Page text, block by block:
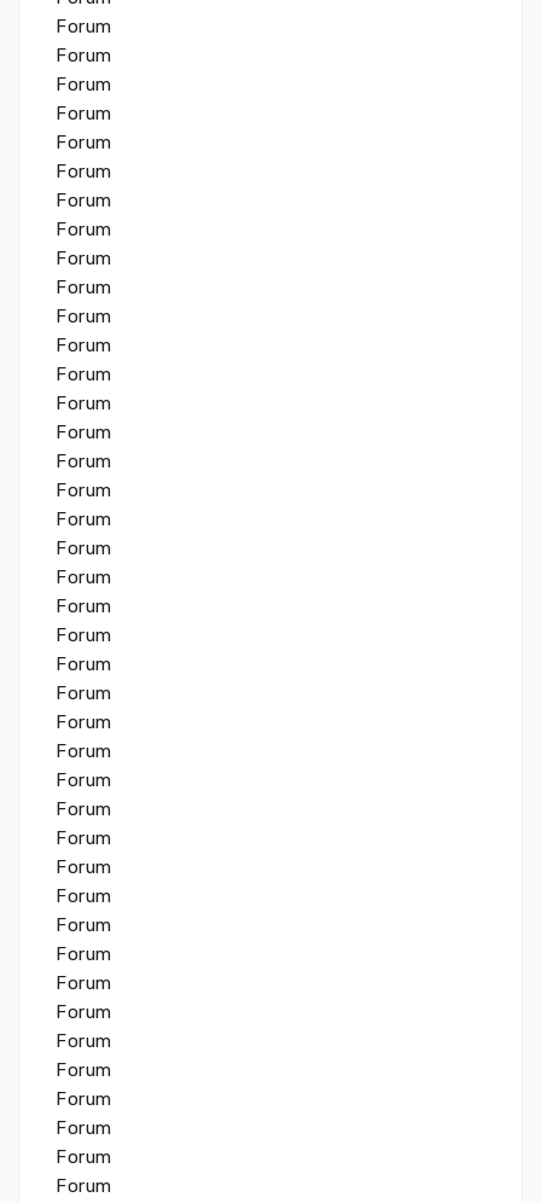
Forum
Forum
Forum
Forum
Forum
Forum
Forum
Forum
Forum
Forum
Forum
Forum
Forum
Forum
Forum
Forum
Forum
Forum
Forum
Forum
Forum
Forum
Forum
Forum
Forum
Forum
Forum
Forum
Forum
Forum
Forum
Forum
Forum
Forum
Forum
Forum
Forum
Forum
Forum
Forum
Forum